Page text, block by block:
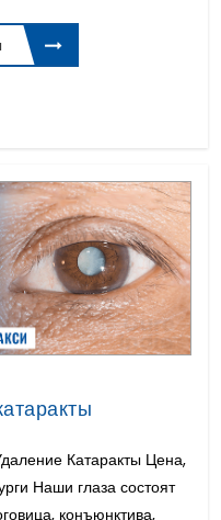
Связка
Катаракты Цена,
Наши глаза состоят
конъюнктива,